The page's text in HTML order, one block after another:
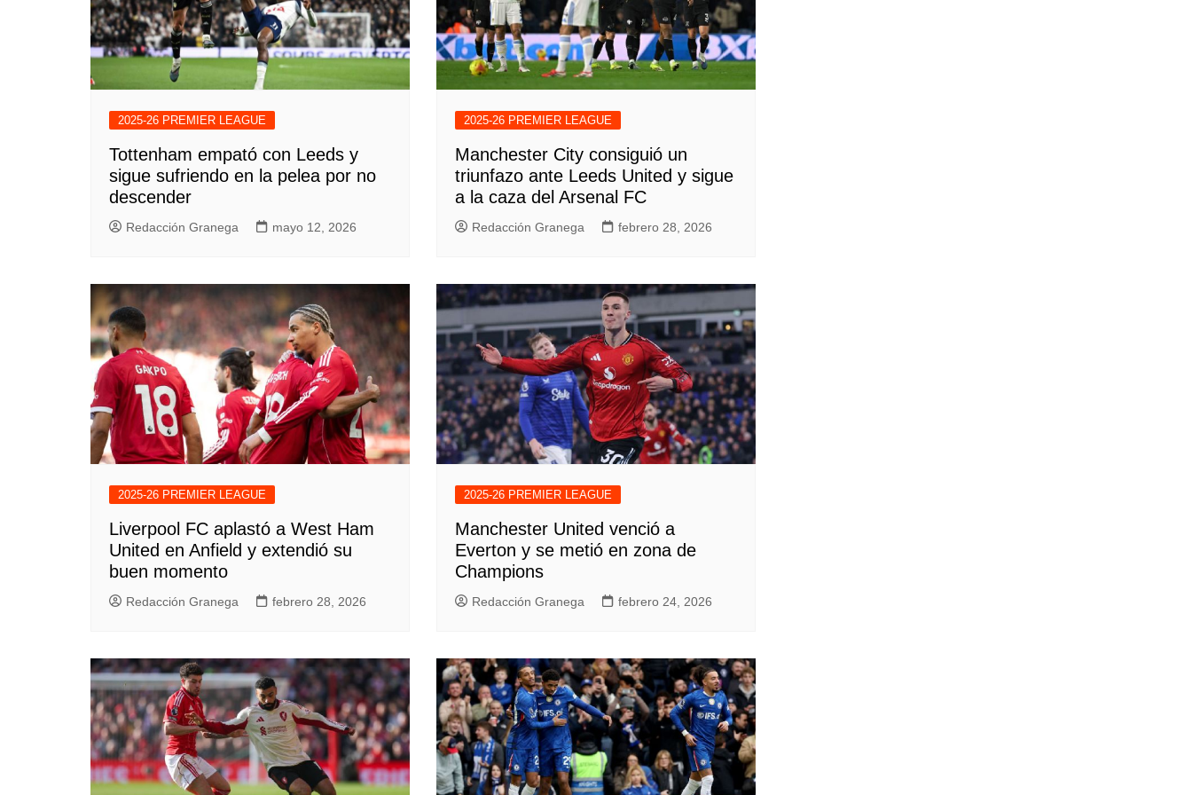
2025-26 PREMIER LEAGUE
Tottenham empató con Leeds y
sigue sufriendo en la pelea por no
descender
Redacción Granega mayo 12, 2026
2025-26 PREMIER LEAGUE
Manchester City consiguió un
triunfazo ante Leeds United y sigue
a la caza del Arsenal FC
Redacción Granega febrero 28, 2026
2025-26 PREMIER LEAGUE
Liverpool FC aplastó a West Ham
United en Anfield y extendió su
buen momento
Redacción Granega febrero 28, 2026
2025-26 PREMIER LEAGUE
Manchester United venció a
Everton y se metió en zona de
Champions
Redacción Granega febrero 24, 2026